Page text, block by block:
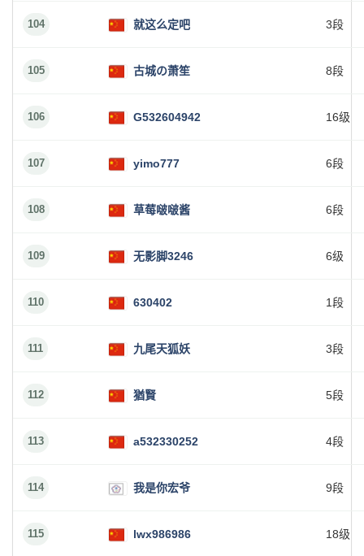
104 就这么定吧 3段
105 古城の萧笙 8段
106 G532604942 16级
107 yimo777 6段
108 草莓啵啵酱 6段
109 无影脚3246 6级
110 630402 1段
111 九尾天狐妖 3段
112 猶賢 5段
113 a532330252 4段
114 我是你宏爷 9段
115 lwx986986 18级